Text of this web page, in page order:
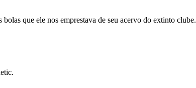
que ele nos emprestava de seu acervo do extinto clube.